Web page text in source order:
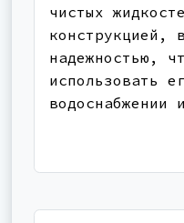
чистых
конструкцией,
надежностью,
использовать
водоснабжении